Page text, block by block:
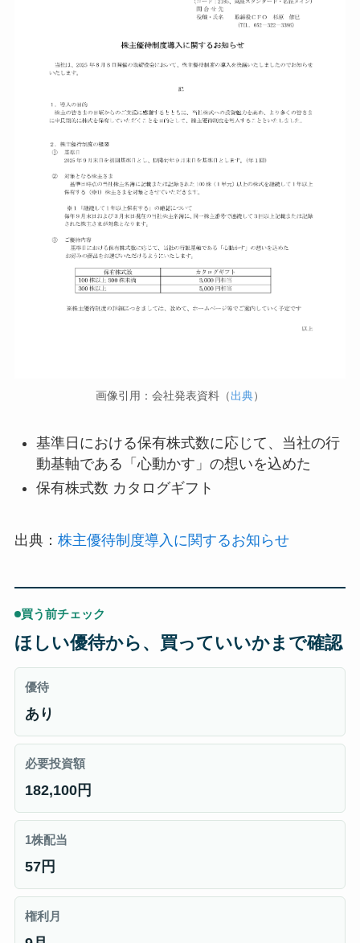
画像引用：会社発表資料（出典）
基準日における保有株式数に応じて、当社の行
動基軸である「心動かす」の想いを込めた
保有株式数 カタログギフト
出典： 株主優待制度導入に関するお知らせ
買う前チェック
ほしい優待から、買っていいかまで確認
優待
あり
必要投資額
182,100円
1株配当
57円
権利月